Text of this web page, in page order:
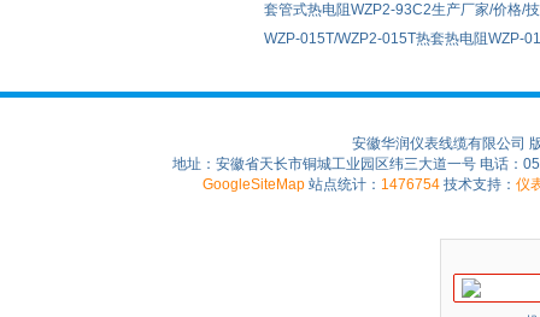
套管式热电阻WZP2-93C2生产厂家/价格/
WZP-015T/WZP2-015T热套热电阻WZP-
安徽华润仪表线缆有限公司
地址：安徽省天长市铜城工业园区纬三大道一号 电话：
GoogleSiteMap 站点统计： 1476754 技术支持： 仪